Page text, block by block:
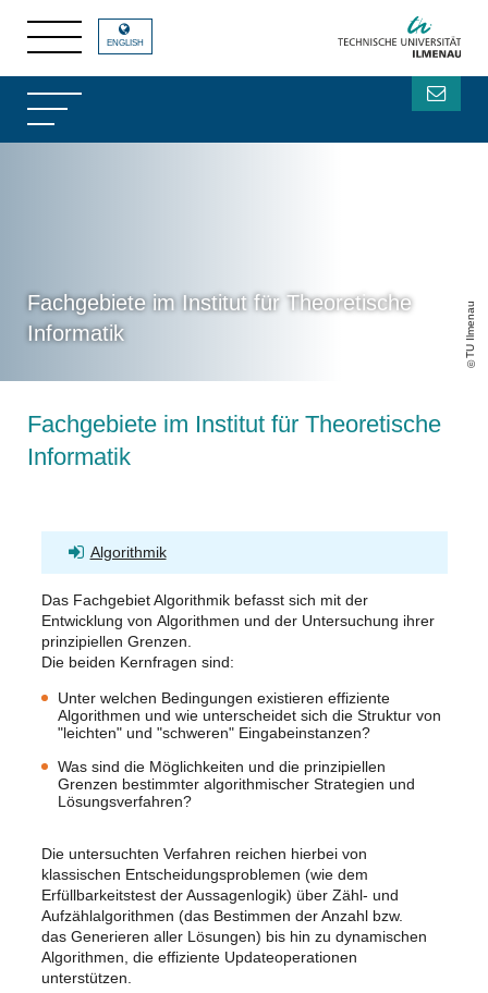
Fachgebiete im Institut für Theoretische
Informatik
TU Ilmenau
ENGLISH
Fachgebiete im Institut für Theoretische
Informatik
Algorithmik
Das Fachgebiet Algorithmik befasst sich mit der
Entwicklung von Algorithmen und der Untersuchung ihrer
prinzipiellen Grenzen.
Die beiden Kernfragen sind:
Unter welchen Bedingungen existieren effiziente
Algorithmen und wie unterscheidet sich die Struktur von
"leichten" und "schweren" Eingabeinstanzen?
Was sind die Möglichkeiten und die prinzipiellen
Grenzen bestimmter algorithmischer Strategien und
Lösungsverfahren?
Die untersuchten Verfahren reichen hierbei von
klassischen Entscheidungsproblemen (wie dem
Erfüllbarkeitstest der Aussagenlogik) über Zähl- und
Aufzählalgorithmen (das Bestimmen der Anzahl bzw.
das Generieren aller Lösungen) bis hin zu dynamischen
Algorithmen, die effiziente Updateoperationen
unterstützen.